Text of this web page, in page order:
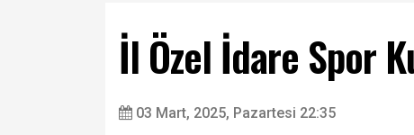
İl Özel İdare Spor
03 Mart, 2025, Pazartesi 22:35